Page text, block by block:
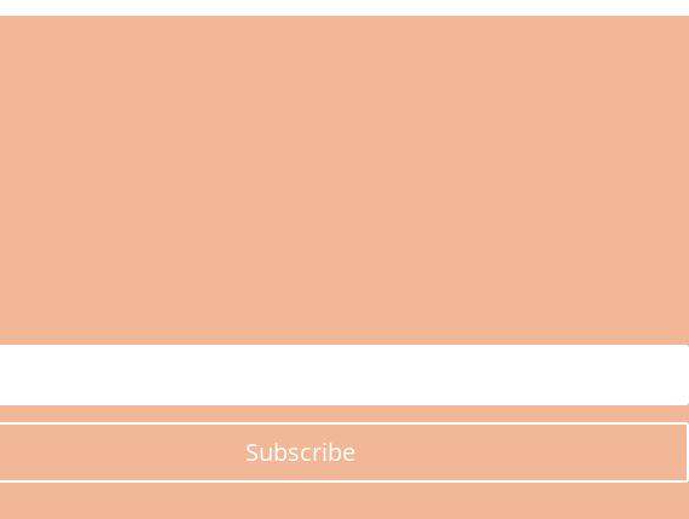
Subscribe